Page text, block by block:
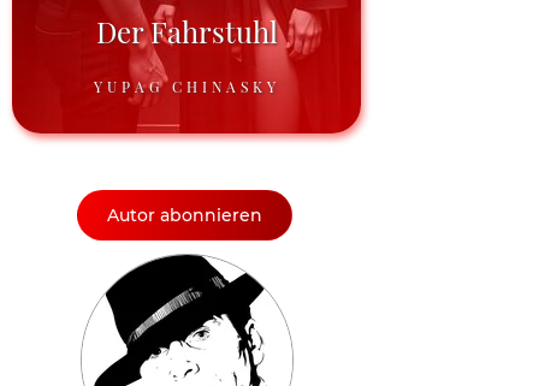
Der Fahrstuhl
YUPAG CHINASKY
Autor abonnieren